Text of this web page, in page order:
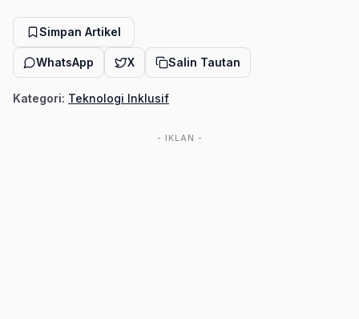
Simpan Artikel
WhatsApp X Salin Tautan
Kategori: Teknologi Inklusif
- IKLAN -